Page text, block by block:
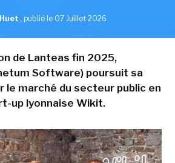
, publié le 07 Juillet 2026
de Lanteas fin 2025,
Software) poursuit sa
le marché du secteur public en
up lyonnaise Wikit.